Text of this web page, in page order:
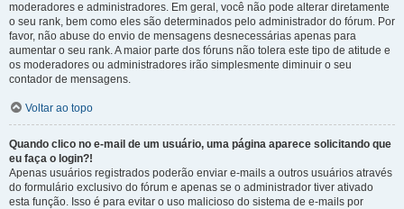
moderadores e administradores. Em geral, você não pode alterar diretamente
o seu rank, bem como eles são determinados pelo administrador do fórum. Por
favor, não abuse do envio de mensagens desnecessárias apenas para
aumentar o seu rank. A maior parte dos fóruns não tolera este tipo de atitude e
os moderadores ou administradores irão simplesmente diminuir o seu
contador de mensagens.
Voltar ao topo
Quando clico no e-mail de um usuário, uma página aparece solicitando que
eu faça o login?!
Apenas usuários registrados poderão enviar e-mails a outros usuários através
do formulário exclusivo do fórum e apenas se o administrador tiver ativado
esta função. Isso é para evitar o uso malicioso do sistema de e-mails por